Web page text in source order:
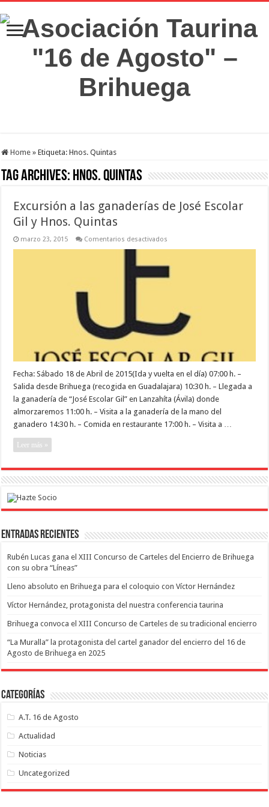
Home » Etiqueta:Hnos. Quintas
Tag Archives: Hnos. Quintas
Excursión a las ganaderías de José Escolar
Gil y Hnos. Quintas
marzo 23, 2015 Comentarios desactivados
de
Hnos.
Quintas
Fecha: Sábado 18 de Abril de 2015(Ida y vuelta en el día) 07:00 h. –
Salida desde Brihuega (recogida en Guadalajara) 10:30 h. – Llegada a
la ganadería de “José Escolar Gil” en Lanzahíta (Ávila) donde
almorzaremos 11:00 h. – Visita a la ganadería de la mano del
ganadero 14:30 h. – Comida en restaurante 17:00 h. – Visita a …
Leer más »
Entradas recientes
Rubén Lucas gana el XIII Concurso de Carteles del Encierro de Brihuega
con su obra “Líneas”
Lleno absoluto en Brihuega para el coloquio con Víctor Hernández
Víctor Hernández, protagonista del nuestra conferencia taurina
Brihuega convoca el XIII Concurso de Carteles de su tradicional encierro
“La Muralla” la protagonista del cartel ganador del encierro del 16 de
Agosto de Brihuega en 2025
Categorías
A.T. 16 de Agosto
Actualidad
Noticias
Uncategorized